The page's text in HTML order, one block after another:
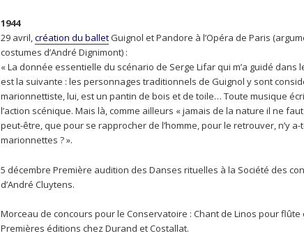
1944
29 avril,création du balletGuignol et Pandore à l’Opéra de Paris
costumes d’André Dignimont) :
« La donnée essentielle du scénario de Serge Lifar qui m’a guidé
est la suivante : les personnages traditionnels de Guignol y sont
marionnettiste, lui, est un pantin de bois et de toile… Toute musique
l’action scénique. Mais là, comme ailleurs « jamais de la nature il ne
peut-être, que pour se rapprocher de l’homme, pour le retrouver, n’y
marionnettes ? ».
5 décembre Première audition des Danses rituelles à la Société des
d’André Cluytens.
Morceau de concours pour le Conservatoire : Chant de Linos pour flûte
Premières éditions chez Durand et Costallat.